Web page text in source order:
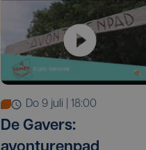
do 9 juli | 18:00
De Gavers: